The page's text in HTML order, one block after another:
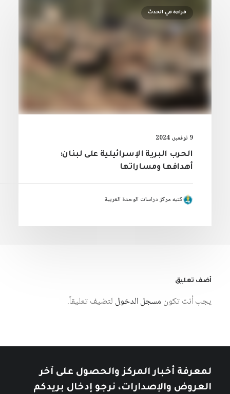
قراءة في الحدث
9 نوفمبر، 2024
الحرب البرية الإسرائيلية على لبنان:
أهدافها ومساراتها
كتبه مركز دراسات الوحدة العربية
أضف تعليق
يجب أنت تكون مسجل الدخول لتضيف تعليقاً.
لمعرفة أخبار المركز والحصول على آخر
العروض والإصدارات، نرجو إدخال بريدكم